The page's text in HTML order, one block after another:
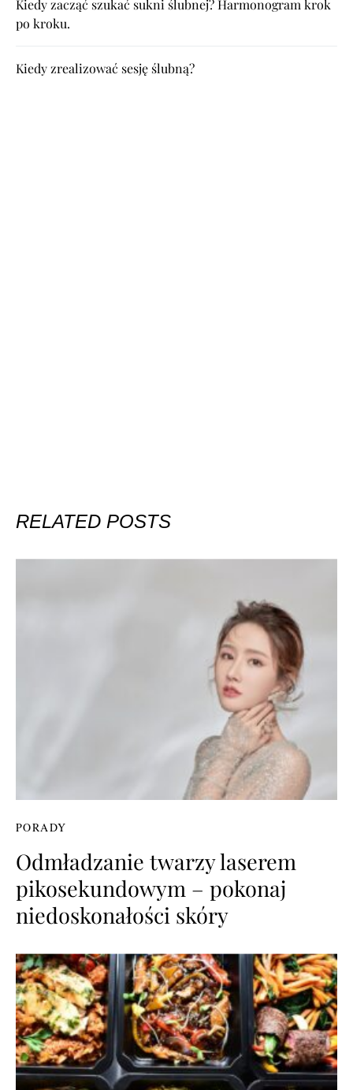
Kiedy zacząć szukać sukni ślubnej? Harmonogram krok
po kroku.
Kiedy zrealizować sesję ślubną?
RELATED POSTS
PORADY
Odmładzanie twarzy laserem
pikosekundowym – pokonaj
niedoskonałości skóry